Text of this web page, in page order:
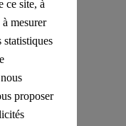
ce site, à
mesurer
statistiques
proposer